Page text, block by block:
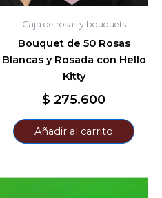
Caja de rosas y bouquets
Bouquet de 50 Rosas
Blancas y Rosada con Hello
Kitty
$ 275.600
Añadir al carrito